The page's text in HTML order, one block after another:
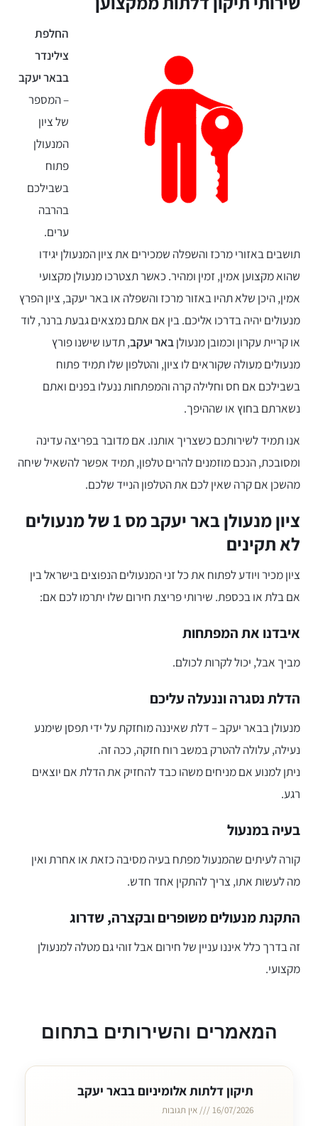
החלפת
צילינדר
בבאר יעקב
– המספר
של ציון
המנעולן
פתוח
בשבילכם
בהרבה
ערים.
תושבים באזורי מרכז והשפלה שמכירים את ציון המנעולן יגידו
שהוא מקצוען אמין, זמין ומהיר. כאשר תצטרכו מנעולן מקצועי
אמין, היכן שלא תהיו באזור מרכז והשפלה או באר יעקב, ציון הפרץ
מנעולים יהיה בדרכו אליכם. בין אם אתם נמצאים גבעת ברנר, לוד
או קריית עקרון וכמובן מנעולןבאר יעקב, תדעו שישנו פורץ
מנעולים מעולה שקוראים לו ציון, והטלפון שלו תמיד פתוח
בשבילכם אם חס וחלילה קרה והמפתחות ננעלו בפנים ואתם
נשארתם בחוץ או שההיפך.
אנו תמיד לשירותכם כשצריך אותנו. אם מדובר בפריצה עדינה
ומסובכת, הנכם מוזמנים להרים טלפון, תמיד אפשר להשאיל שיחה
מהשכן אם קרה שאין לכם את הטלפון הנייד שלכם.
ציון מנעולן באר יעקב מס 1 של מנעולים
לא תקינים
ציון מכיר ויודע לפתוח את כל זני המנעולים הנפוצים בישראל בין
אם בלת או בכספת. שירותי פריצת חירום שלו יתרמו לכם אם:
איבדנו את המפתחות
מביך אבל, יכול לקרות לכולם.
הדלת נסגרה וננעלה עליכם
מנעולן בבאר יעקב – דלת שאיננה מוחזקת על ידי תפסן שימנע
נעילה, עלולה להטרק במשב רוח חזקה, ככה זה.
ניתן למנוע אם מניחים משהו כבד להחזיק את הדלת אם יוצאים
רגע.
בעיה במנעול
קורה לעיתים שהמנעול מפתח בעיה מסיבה כזאת או אחרת ואין
מה לעשות אתו, צריך להתקין אחד חדש.
התקנת מנעולים משופרים ובקצרה, שדרוג
זה בדרך כלל איננו עניין של חירום אבל זוהי גם מטלה למנעולן
מקצועי.
המאמרים והשירותים בתחום
תיקון דלתות אלומיניום בבאר יעקב
16/07/2026 אין תגובות
עמודעמוד